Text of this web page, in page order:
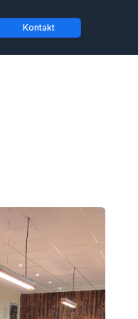
Kontakt